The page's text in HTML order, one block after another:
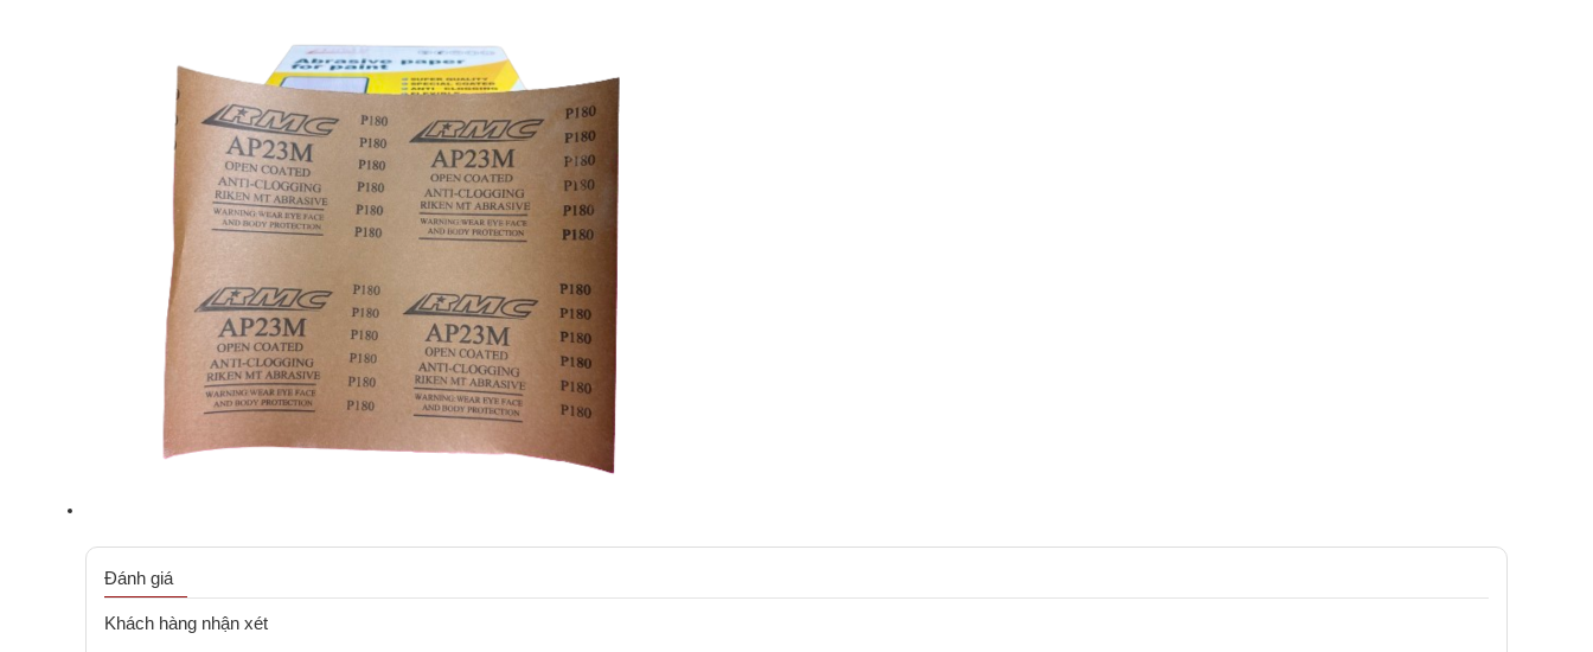
Đánh giá
Khách hàng nhận xét